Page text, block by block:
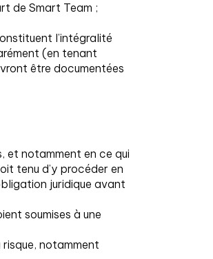
de Smart Team ;
l’intégralité
(en tenant
être documentées
et notamment en ce qui
tenu d’y procéder en
juridique avant
soumises à une
notamment